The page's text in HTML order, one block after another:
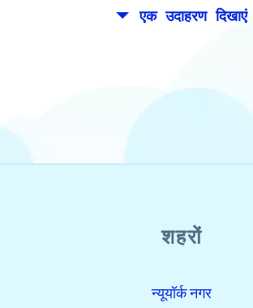
एक उदाहरण दिखाएं
शहरों
न्यूयॉर्क नगर